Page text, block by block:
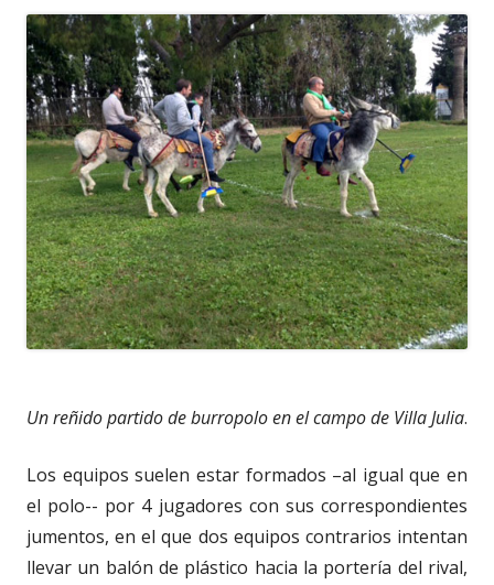
Un reñido partido de burropolo en el campo de Villa Julia.
Los equipos suelen estar formados –al igual que en
el polo-- por 4 jugadores con sus correspondientes
jumentos, en el que dos equipos contrarios intentan
llevar un balón de plástico hacia la portería del rival,